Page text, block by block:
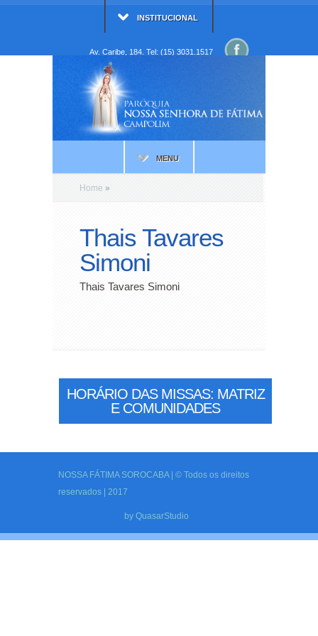
INSTITUCIONAL
Av. Caribe, 184. Tel: (15) 3031.1517
MENU
Home »
Thais Tavares
Simoni
Thais Tavares Simoni
HORÁRIO DAS MISSAS: MATRIZ
E COMUNIDADES
NOSSA FÁTIMA SOROCABA | © Todos os direitos
reservados | 2017
by QuasarStudio